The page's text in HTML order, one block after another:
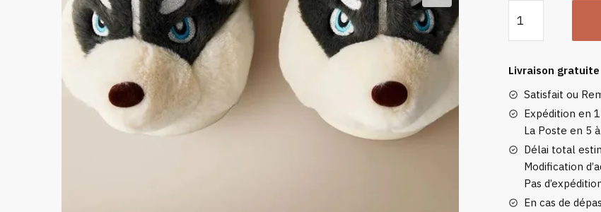
de
Chaussons
Husky
Livraison gratuite
Satisfait ou
Expédition en
La Poste en 5
Délai total
Modification
Pas
En cas de